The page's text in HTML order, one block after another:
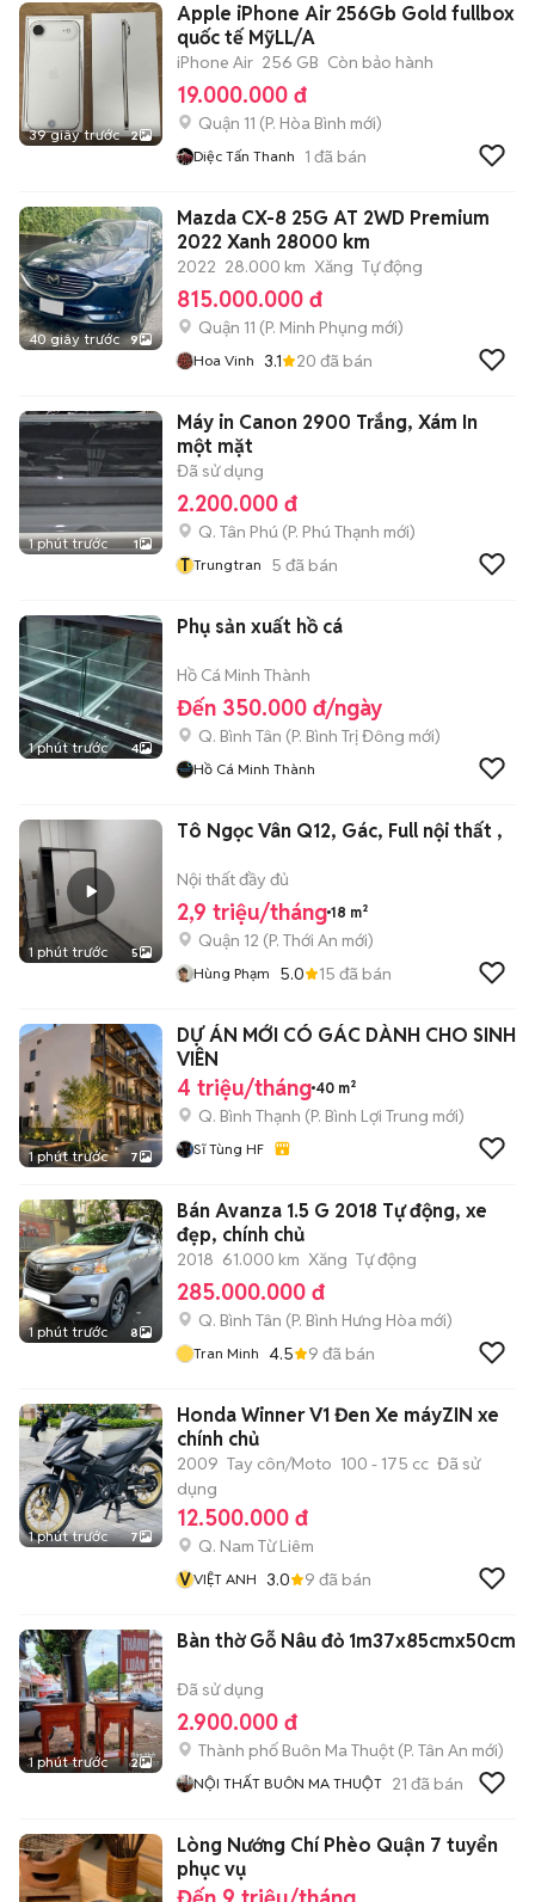
39 giây trước 2
Apple iPhone Air 256Gb Gold fullbox
quốc tế MỹLL/A
iPhone Air 256 GB Còn bảo hành
19.000.000 đ
Quận 11 (P. Hòa Bình mới)
Diệc Tấn Thanh 1 đã bán
40 giây trước 9
Mazda CX-8 25G AT 2WD Premium
2022 Xanh 28000 km
2022 28.000 km Xăng Tự động
815.000.000 đ
Quận 11 (P. Minh Phụng mới)
Hoa Vinh 3.1 20 đã bán
1 phút trước 1
Máy in Canon 2900 Trắng, Xám In
một mặt
Đã sử dụng
2.200.000 đ
Q. Tân Phú (P. Phú Thạnh mới)
T Trungtran 5 đã bán
1 phút trước 4
Phụ sản xuất hồ cá
Hồ Cá Minh Thành
Đến 350.000 đ/ngày
Q. Bình Tân (P. Bình Trị Đông mới)
Hồ Cá Minh Thành
1 phút trước 5
Tô Ngọc Vân Q12, Gác, Full nội thất ,
Nội thất đầy đủ
2,9 triệu/tháng 18 m²
Quận 12 (P. Thới An mới)
Hùng Phạm 5.0 15 đã bán
1 phút trước 7
DỰ ÁN MỚI CÓ GÁC DÀNH CHO SINH
VIÊN
4 triệu/tháng 40 m²
Q. Bình Thạnh (P. Bình Lợi Trung mới)
Sĩ Tùng HF
1 phút trước 8
Bán Avanza 1.5 G 2018 Tự động, xe
đẹp, chính chủ
2018 61.000 km Xăng Tự động
285.000.000 đ
Q. Bình Tân (P. Bình Hưng Hòa mới)
Tran Minh 4.5 9 đã bán
1 phút trước 7
Honda Winner V1 Đen Xe máyZIN xe
chính chủ
2009 Tay côn/Moto 100 - 175 cc Đã sử
dụng
12.500.000 đ
Q. Nam Từ Liêm
VVIỆT ANH 3.0 9 đã bán
1 phút trước 2
Bàn thờ Gỗ Nâu đỏ 1m37x85cmx50cm
Đã sử dụng
2.900.000 đ
Thành phố Buôn Ma Thuột (P. Tân An mới)
NỘI THẤT BUÔN MA THUỘT 21 đã bán
Lòng Nướng Chí Phèo Quận 7 tuyển
phục vụ